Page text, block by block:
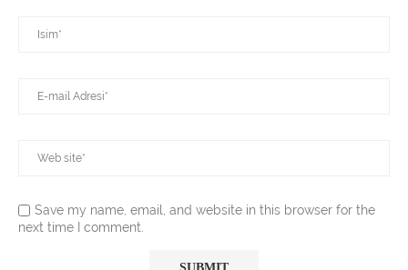
Save my name, email, and website in this browser for the
next time I comment.